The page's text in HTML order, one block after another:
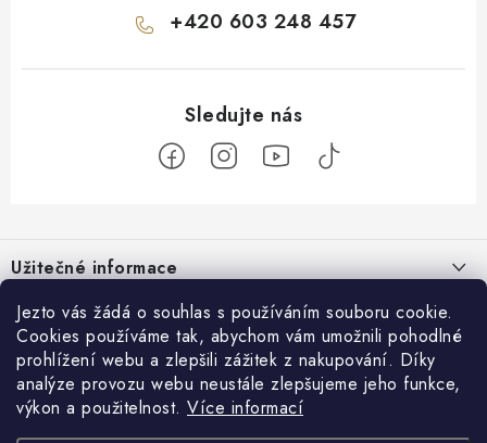
Jezto vás žádá o souhlas s používáním souboru cookie.
Cookies používáme tak, abychom vám umožnili pohodlné
prohlížení webu a zlepšili zážitek z nakupování. Díky
analýze provozu webu neustále zlepšujeme jeho funkce,
výkon a použitelnost. Více informací
+420 603 248 457
pUžitečné informace
O nás
Náš příběh
Firemní dárky
Kariéra
Zákaznický servis
Obchodní podmínky
Ochrana osobních údajů
Přijímáme online platby
Facebook